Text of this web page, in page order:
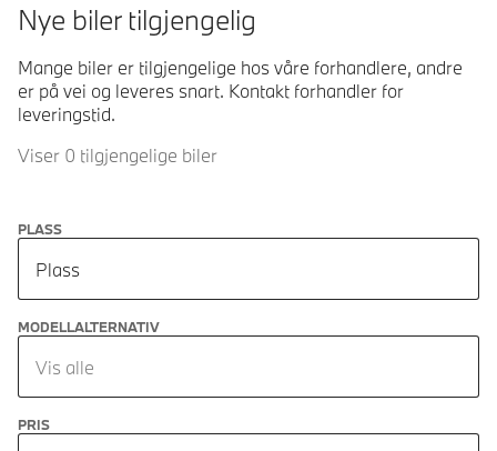
Nye biler tilgjengelig
Mange biler er tilgjengelige hos våre forhandlere, andre
er på vei og leveres snart. Kontakt forhandler for
leveringstid.
Viser 0 tilgjengelige biler
PLASS
Plass
MODELLALTERNATIV
Vis alle
PRIS